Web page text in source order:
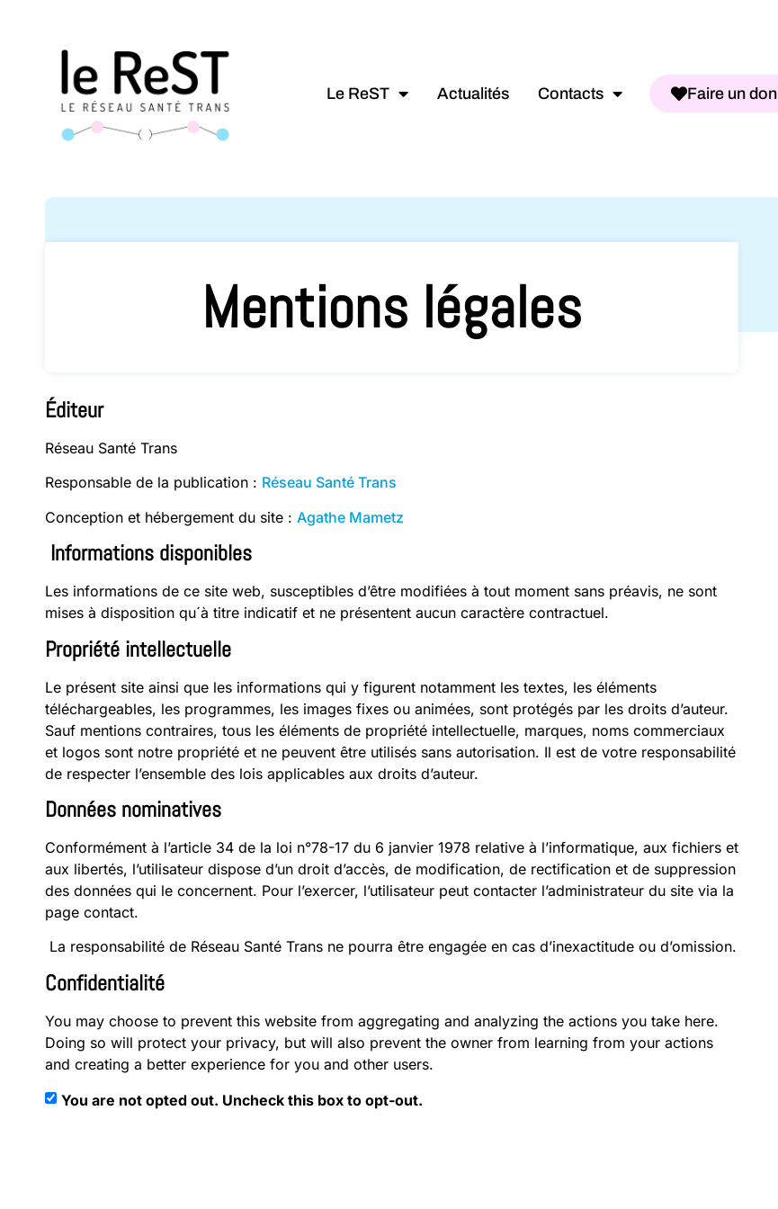
Le ReST Actualités Contacts Faire un don
Mentions légales
Éditeur
Réseau Santé Trans
Responsable de la publication : Réseau Santé Trans
Conception et hébergement du site : Agathe Mametz
Informations disponibles
Les informations de ce site web, susceptibles d’être modifiées à tout moment sans préavis, ne sont
mises à disposition qu´à titre indicatif et ne présentent aucun caractère contractuel.
Propriété intellectuelle
Le présent site ainsi que les informations qui y figurent notamment les textes, les éléments
téléchargeables, les programmes, les images fixes ou animées, sont protégés par les droits d’auteur.
Sauf mentions contraires, tous les éléments de propriété intellectuelle, marques, noms commerciaux
et logos sont notre propriété et ne peuvent être utilisés sans autorisation. Il est de votre responsabilité
de respecter l’ensemble des lois applicables aux droits d’auteur.
Données nominatives
Conformément à l’article 34 de la loi n°78-17 du 6 janvier 1978 relative à l’informatique, aux fichiers et
aux libertés, l’utilisateur dispose d’un droit d’accès, de modification, de rectification et de suppression
des données qui le concernent. Pour l’exercer, l’utilisateur peut contacter l’administrateur du site via la
page contact.
La responsabilité de Réseau Santé Trans ne pourra être engagée en cas d’inexactitude ou d’omission.
Confidentialité
You may choose to prevent this website from aggregating and analyzing the actions you take here.
Doing so will protect your privacy, but will also prevent the owner from learning from your actions
and creating a better experience for you and other users.
You are not opted out. Uncheck this box to opt-out.